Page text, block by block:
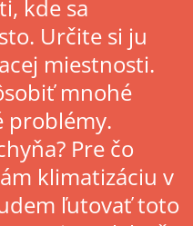
kde sa
Určite si ju
miestnosti.
mnohé
problémy.
Pre čo
klimatizáciu v
ľutovať toto